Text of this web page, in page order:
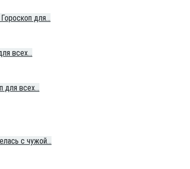
для…
всех…
для всех…
с чужой…